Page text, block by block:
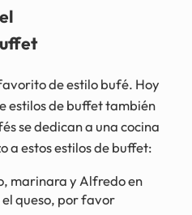
de estilo bufé. Hoy
estilos de buffet también
se dedican a una cocina
a estos estilos de buffet:
marinara y Alfredo en
queso, por favor